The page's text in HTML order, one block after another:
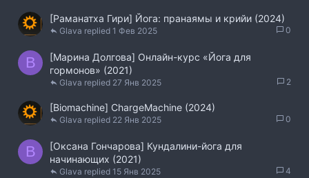
[Раманатха Гири] Йога: пранаямы и крийи (2024)
0
1 Фев 2025
Glava
B
[Марина Долгова] Онлайн-курс «Йога для
гормонов» (2021)
2
27 Янв 2025
Glava
[Biomachine] ChargeMachine (2024)
0
22 Янв 2025
Glava
B
[Оксана Гончарова] Кундалини-йога для
начинающих (2021)
4
15 Янв 2025
Glava